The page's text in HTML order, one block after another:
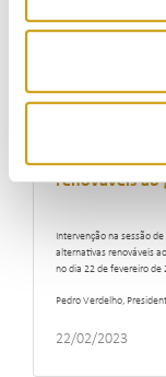
renováveis ao
Intervenção na sessão
alternativas renováveis
no dia 22 de fevereiro de
Pedro Verdelho,
22/02/2023